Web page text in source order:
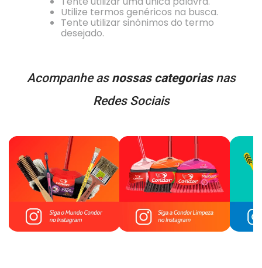
Utilize termos genéricos na busca.
Tente utilizar sinônimos do termo
desejado.
Acompanhe as nossas categoriasnas
Redes Sociais